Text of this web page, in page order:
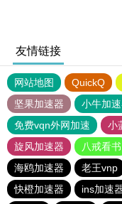
友情链接
网站地图 QuickQ
坚果加速器
小牛加
免费vqn外网加速
小
旋风加速器
八戒看书
海鸥加速器
老王vnp
快橙加速器
ins加速